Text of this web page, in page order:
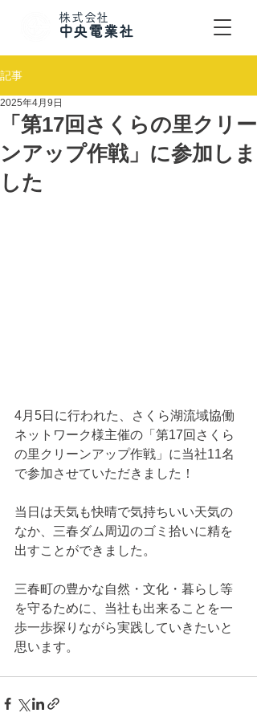
株式会社
​中央電業社
記事
「第17回さくらの里クリー
ンアップ作戦」に参加しま
した
2025年4月9日
4月5日に行われた、さくら湖流域協働
ネットワーク様主催の「第17回さくら
の里クリーンアップ作戦」に当社11名
で参加させていただきました！
当日は天気も快晴で気持ちいい天気の
なか、三春ダム周辺のゴミ拾いに精を
出すことができました。
三春町の豊かな自然・文化・暮らし等
を守るために、当社も出来ることを一
歩一歩探りながら実践していきたいと
思います。